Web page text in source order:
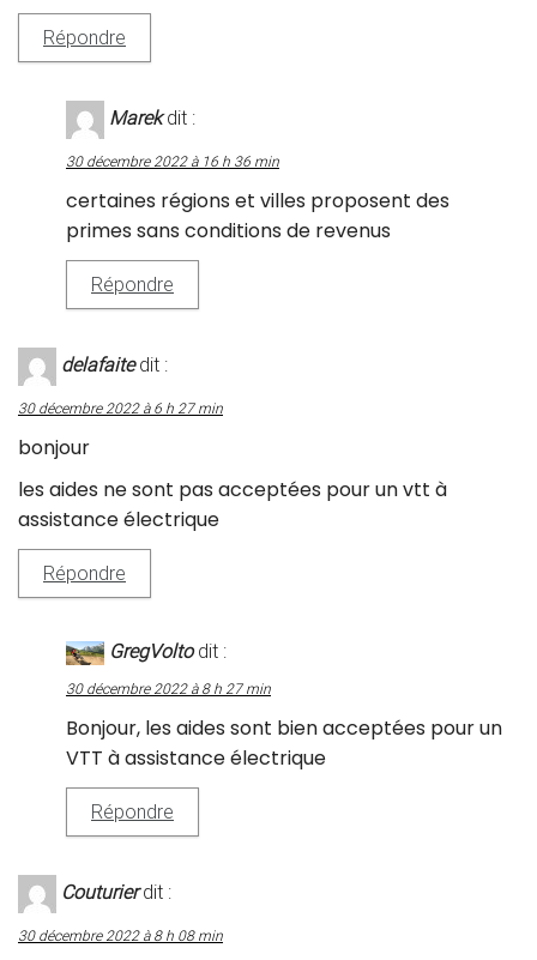
Répondre
Marek dit :
30 décembre 2022 à 16 h 36 min
certaines régions et villes proposent des
primes sans conditions de revenus
Répondre
delafaite dit :
30 décembre 2022 à 6 h 27 min
bonjour
les aides ne sont pas acceptées pour un vtt à
assistance électrique
Répondre
GregVolto dit :
30 décembre 2022 à 8 h 27 min
Bonjour, les aides sont bien acceptées pour un
VTT à assistance électrique
Répondre
Couturier dit :
30 décembre 2022 à 8 h 08 min